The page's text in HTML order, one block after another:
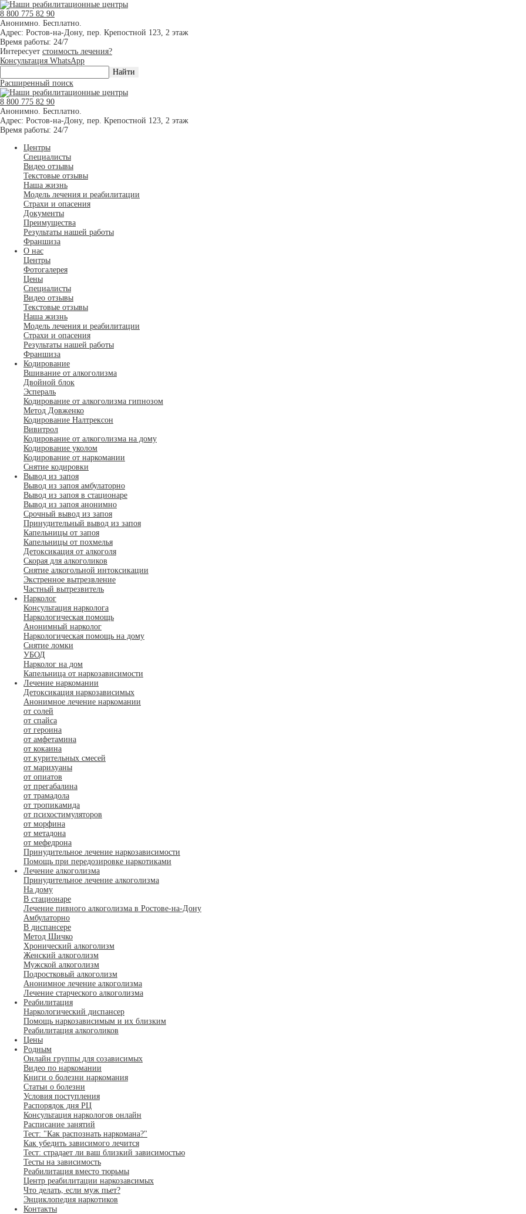
8 800 775 82 90
Анонимно. Бесплатно.
Адрес: Ростов-на-Дону, пер. Крепостной 123, 2 этаж
Время работы: 24/7
Интересует стоимость лечения?
Консультация WhatsApp
Расширенный поиск
8 800 775 82 90
Анонимно. Бесплатно.
Адрес: Ростов-на-Дону, пер. Крепостной 123, 2 этаж
Время работы: 24/7
Центры
Специалисты
Видео отзывы
Текстовые отзывы
Наша жизнь
Модель лечения и реабилитации
Страхи и опасения
Документы
Преимущества
Результаты нашей работы
Франшиза
О нас
Центры
Фотогалерея
Цены
Специалисты
Видео отзывы
Текстовые отзывы
Наша жизнь
Модель лечения и реабилитации
Страхи и опасения
Результаты нашей работы
Франшиза
Кодирование
Вшивание от алкоголизма
Двойной блок
Эспераль
Кодирование от алкоголизма гипнозом
Метод Довженко
Кодирование Налтрексон
Вивитрол
Кодирование от алкоголизма на дому
Кодирование уколом
Кодирование от наркомании
Снятие кодировки
Вывод из запоя
Вывод из запоя амбулаторно
Вывод из запоя в стационаре
Вывод из запоя анонимно
Срочный вывод из запоя
Принудительный вывод из запоя
Капельницы от запоя
Капельницы от похмелья
Детоксикация от алкоголя
Скорая для алкоголиков
Снятие алкогольной интоксикации
Экстренное вытрезвление
Частный вытрезвитель
Нарколог
Консультация нарколога
Наркологическая помощь
Анонимный нарколог
Наркологическая помощь на дому
Снятие ломки
УБОД
Нарколог на дом
Капельница от наркозависимости
Лечение наркомании
Детоксикация наркозависимых
Анонимное лечение наркомании
от солей
от спайса
от героина
от амфетамина
от кокаина
от курительных смесей
от марихуаны
от опиатов
от прегабалина
от трамадола
от тропикамида
от психостимуляторов
от морфина
от метадона
от мефедрона
Принудительное лечение наркозависимости
Помощь при передозировке наркотиками
Лечение алкоголизма
Принудительное лечение алкоголизма
На дому
В стационаре
Лечение пивного алкоголизма в Ростове-на-Дону
Амбулаторно
В диспансере
Метод Шичко
Хронический алкоголизм
Женский алкоголизм
Мужской алкоголизм
Подростковый алкоголизм
Анонимное лечение алкоголизма
Лечение старческого алкоголизма
Реабилитация
Наркологический диспансер
Помощь наркозависимым и их близким
Реабилитация алкоголиков
Цены
Родным
Онлайн группы для созависимых
Видео по наркомании
Книги о болезни наркомания
Статьи о болезни
Условия поступления
Распорядок дня РЦ
Консультация наркологов онлайн
Расписание занятий
Тест: "Как распознать наркомана?"
Как убедить зависимого лечится
Тест: страдает ли ваш близкий зависимостью
Тесты на зависимость
Реабилитация вместо тюрьмы
Центр реабилитации наркозавсимых
Что делать, если муж пьет?
Энциклопедия наркотиков
Контакты